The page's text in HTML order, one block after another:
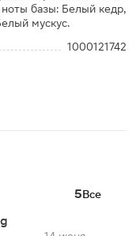
базы: Белый кедр,
мускус.
1000121742
5Все